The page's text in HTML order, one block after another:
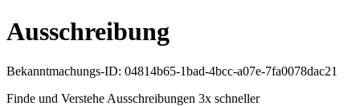
Ausschreibung
Bekanntmachungs-ID: 04814b65-1bad-4bcc-a07e-7fa0078dac21
Finde und Verstehe Ausschreibungen 3x schneller